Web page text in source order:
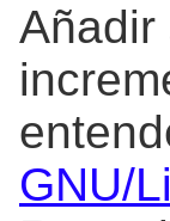
GNU/